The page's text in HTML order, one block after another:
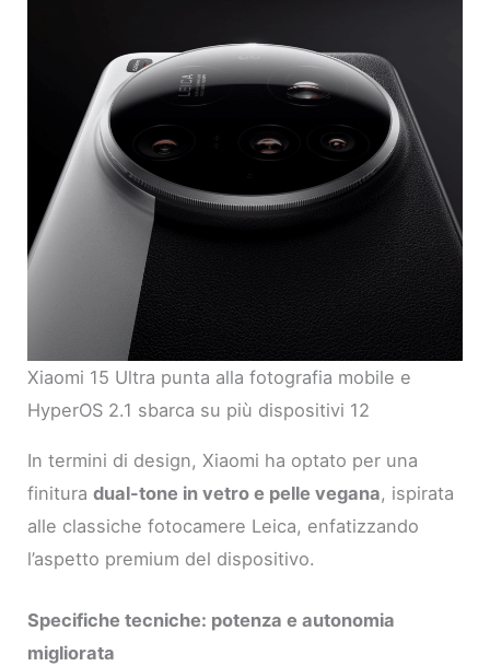
Xiaomi 15 Ultra punta alla fotografia mobile e
HyperOS 2.1 sbarca su più dispositivi 12
In termini di design, Xiaomi ha optato per una
finituradual-tone in vetro e pelle vegana, ispirata
alle classiche fotocamere Leica, enfatizzando
l’aspetto premium del dispositivo.
Specifiche tecniche: potenza e autonomia
migliorata